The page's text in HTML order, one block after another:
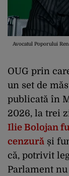
Avocatul Poporului
OUG prin
un set de
publicată în
2026, la trei
Ilie Bolojan
cenzură și
că, potrivit
Parlament nu